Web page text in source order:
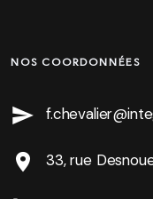
NOS COORDONNÉES
33, rue